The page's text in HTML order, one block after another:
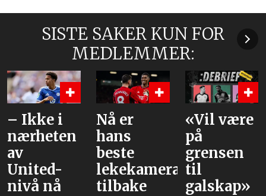
SISTE SAKER KUN FOR
MEDLEMMER:
– Ikke i
nærheten
av
United-
nivå nå
Nå er
hans
beste
lekekamerat
tilbake
«Vil være
på
grensen
til
galskap»